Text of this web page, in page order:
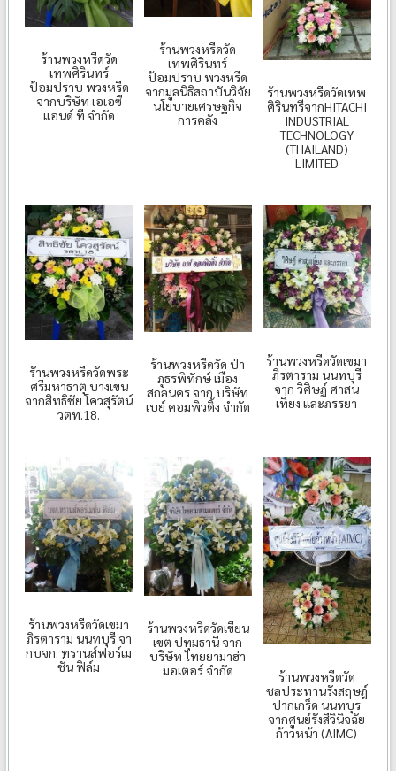
ร้านพวงหรีดวัด
เทพศิรินทร์
ป้อมปราบ พวงหรีด
จากบริษัท เอเอซี
แอนด์ ที จำกัด
ร้านพวงหรีดวัด
เทพศิรินทร์
ป้อมปราบ พวงหรีด
จากมูลนิธิสถาบันวิจัย
นโยบายเศรษฐกิจ
การคลัง
ร้านพวงหรีดวัดเทพ
ศิรินทรืจากHITACHI
INDUSTRIAL
TECHNOLOGY
(THAILAND)
LIMITED
รัานพวงหรีดวัดพระ
ศรีมหาธาตุ บางเขน
จากสิทธิชัย โควสุรัตน์
วตท.18.
ร้านพวงหรีดวัด ป่า
ภูธรพิทักษ์ เมือง
สกลนคร จาก บริษัท
เบย์ คอมพิวติ้ง จำกัด
ร้านพวงหรีดวัดเขมา
ภิรตาราม นนทบุรี
จาก วิศิษฏ์ ศาสน
เที่ยง และภรรยา
ร้านพวงหรีดวัดเขมา
ภิรตาราม นนทบุรี จา
กบจก. ทรานส์ฟอร์เม
ชั่น ฟิล์ม
ร้านพวงหรีดวัดเขียน
เขต ปทุมธานี จาก
บริษัท ไทยยามาฮ่า
มอเตอร์ จำกัด
ร้านพวงหรีดวัด
ชลประทานรังสฤษฎ์
ปากเกร็ด นนทบุร
จากศูนย์รังสีวินิจฉัย
ก้าวหน้า (AIMC)